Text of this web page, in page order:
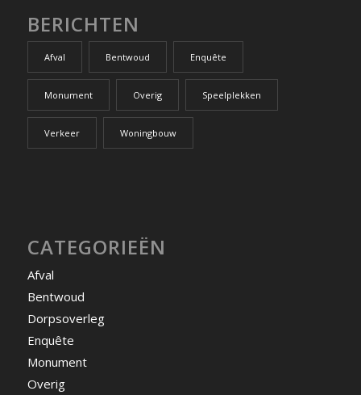
BERICHTEN
Afval Bentwoud Enquête
Monument Overig Speelplekken
Verkeer Woningbouw
CATEGORIEËN
Afval
Bentwoud
Dorpsoverleg
Enquête
Monument
Overig